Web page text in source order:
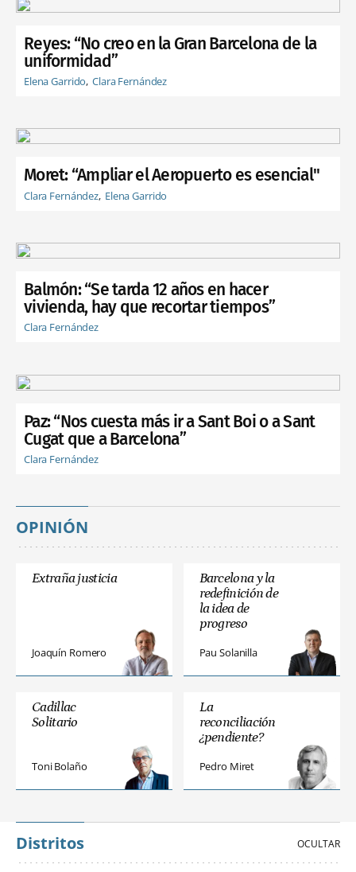
Reyes: “No creo en la Gran Barcelona de la
uniformidad”
Elena Garrido Clara Fernández
Moret: “Ampliar el Aeropuerto es esencial"
Clara Fernández Elena Garrido
Balmón: “Se tarda 12 años en hacer
vivienda, hay que recortar tiempos”
Clara Fernández
Paz: “Nos cuesta más ir a Sant Boi o a Sant
Cugat que a Barcelona”
Clara Fernández
OPINIÓN
Extraña justicia
Joaquín Romero
Barcelona y la
redefinición de
la idea de
progreso
Pau Solanilla
Cadillac
Solitario
Toni Bolaño
La
reconciliación
¿pendiente?
Pedro Miret
Distritos